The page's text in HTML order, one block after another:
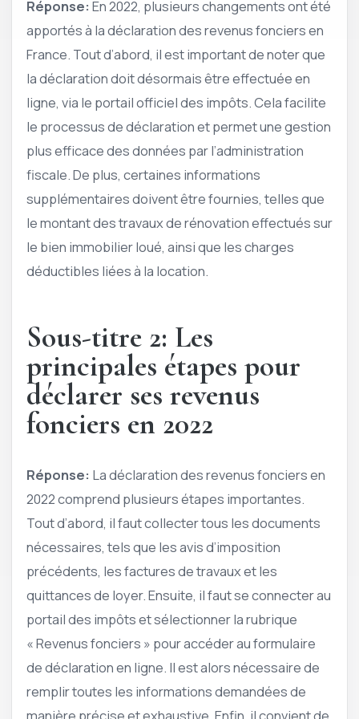
Réponse: En 2022, plusieurs changements ont été
apportés à la déclaration des revenus fonciers en
France. Tout d’abord, il est important de noter que
la déclaration doit désormais être effectuée en
ligne, via le portail officiel des impôts. Cela facilite
le processus de déclaration et permet une gestion
plus efficace des données par l’administration
fiscale. De plus, certaines informations
supplémentaires doivent être fournies, telles que
le montant des travaux de rénovation effectués sur
le bien immobilier loué, ainsi que les charges
déductibles liées à la location.
Sous-titre 2: Les
principales étapes pour
déclarer ses revenus
fonciers en 2022
Réponse: La déclaration des revenus fonciers en
2022 comprend plusieurs étapes importantes.
Tout d’abord, il faut collecter tous les documents
nécessaires, tels que les avis d’imposition
précédents, les factures de travaux et les
quittances de loyer. Ensuite, il faut se connecter au
portail des impôts et sélectionner la rubrique
« Revenus fonciers » pour accéder au formulaire
de déclaration en ligne. Il est alors nécessaire de
remplir toutes les informations demandées de